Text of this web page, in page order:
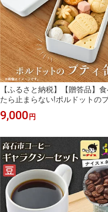
【ふるさと納税】【贈答品】
たら止まらない!ポルドットの
缶【1752195】
9,000 円